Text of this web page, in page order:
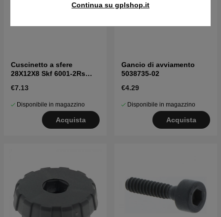
Continua su gplshop.it
Cuscinetto a sfere
28X12X8 Skf 6001-2Rs
€7.13
Disponibile in magazzino
Acquista
Gancio di avviamento
5038735-02
€4.29
Disponibile in magazzino
Acquista